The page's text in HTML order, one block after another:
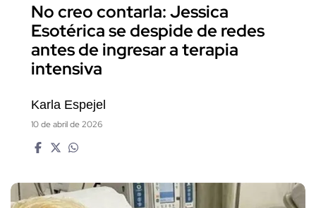
No creo contarla: Jessica
Esotérica se despide de redes
antes de ingresar a terapia
intensiva
Karla Espejel
10 de abril de 2026